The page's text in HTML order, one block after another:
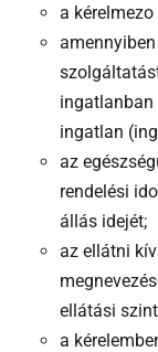
a
ingatlanban
ingatlan
az
rendelési
állás idejét;
az ellátni
ellátási
a